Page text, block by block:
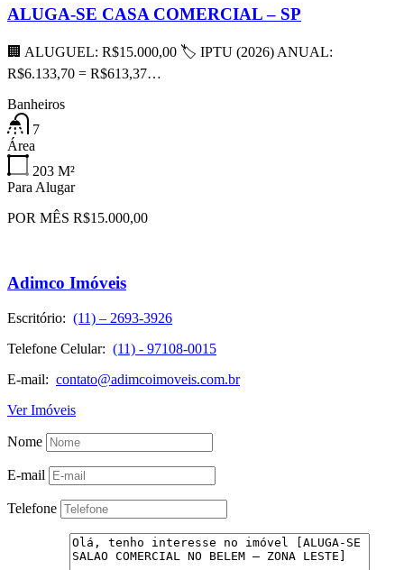
ALUGA-SE CASA COMERCIAL – SP
🏢 ALUGUEL: R$15.000,00 🏷 IPTU (2026) ANUAL:
R$6.133,70 = R$613,37…
Banheiros
7
Área
203 M²
Para Alugar
POR MÊS R$15.000,00
Adimco Imóveis
Escritório: (11) – 2693-3926
Telefone Celular: (11) - 97108-0015
E-mail: contato@adimcoimoveis.com.br
Ver Imóveis
Nome
E-mail
Telefone